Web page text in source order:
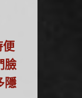
便
臉
隱